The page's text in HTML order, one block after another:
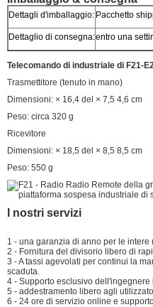
Dettagli d'imballaggio: Pacchetto
Dettaglio di consegna:entro una
Telecomando di industriale di F21-
Trasmettitore (tenuto in mano)
Dimensioni: × 16,4 del × 7,5 4,6 cm
Peso: circa 320 g
Ricevitore
Dimensioni: × 18,5 del × 8,5 8,5 cm
Peso: 550 g
I nostri servizi
1 - una garanzia di anno per le intere
2 - Fornitura del divisorio libero di
3 - A tassi agevolati per continui la
scaduta.
4 - Supporto esclusivo
5 - addestramento libero agli
6 - 24 ore di servizio online e